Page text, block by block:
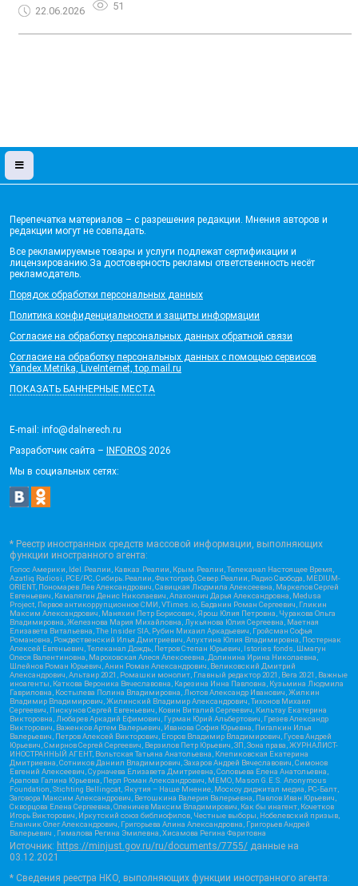
22.06.2026 51
Перепечатка материалов – с разрешения редакции. Мнения авторов и
редакции могут не совпадать.
Все рекламируемые товары и услуги подлежат сертификации и
лицензированию.За достоверность рекламы ответственность несёт
рекламодатель.
Порядок обработки персональных данных
Политика конфиденциальности и защиты информации
Согласие на обработку персональных данных обратной связи
Согласие на обработку персональных данных с помощью сервисов
Yandex.Metrika, LiveInternet, top.mail.ru
ПОКАЗАТЬ БАННЕРНЫЕ МЕСТА
E-mail: info@dalnerech.ru
Разработчик сайта –
INFOROS 2026
Мы в социальных сетях:
* Реестр иностранных средств массовой информации, выполняющих
функции иностранного агента:
Голос Америки, Idel.Реалии, Кавказ.Реалии, Крым.Реалии, Телеканал Настоящее Время,
Azatliq Radiosi, PCE/PC, Сибирь.Реалии, Фактограф, Север.Реалии, Радио Свобода, MEDIUM-
ORIENT, Пономарев Лев Александрович, Савицкая Людмила Алексеевна, Маркелов Сергей
Евгеньевич, Камалягин Денис Николаевич, Апахончич Дарья Александровна, Medusa
Project, Первое антикоррупционное СМИ, VTimes.io, Баданин Роман Сергеевич, Гликин
Максим Александрович, Маняхин Петр Борисович, Ярош Юлия Петровна, Чуракова Ольга
Владимировна, Железнова Мария Михайловна, Лукьянова Юлия Сергеевна, Маетная
Елизавета Витальевна, The Insider SIA, Рубин Михаил Аркадьевич, Гройсман Софья
Романовна, Рождественский Илья Дмитриевич, Апухтина Юлия Владимировна, Постернак
Алексей Евгеньевич, Телеканал Дождь, Петров Степан Юрьевич, Istories fonds, Шмагун
Олеся Валентиновна, Мароховская Алеся Алексеевна, Долинина Ирина Николаевна,
Шлейнов Роман Юрьевич, Анин Роман Александрович, Великовский Дмитрий
Александрович, Альтаир 2021, Ромашки монолит, Главный редактор 2021, Вега 2021, Важные
иноагенты, Каткова Вероника Вячеславовна, Карезина Инна Павловна, Кузьмина Людмила
Гавриловна, Костылева Полина Владимировна, Лютов Александр Иванович, Жилкин
Владимир Владимирович, Жилинский Владимир Александрович, Тихонов Михаил
Сергеевич, Пискунов Сергей Евгеньевич, Ковин Виталий Сергеевич, Кильтау Екатерина
Викторовна, Любарев Аркадий Ефимович, Гурман Юрий Альбертович, Грезев Александр
Викторович, Важенков Артем Валерьевич, Иванова София Юрьевна, Пигалкин Илья
Валерьевич, Петров Алексей Викторович, Егоров Владимир Владимирович, Гусев Андрей
Юрьевич, Смирнов Сергей Сергеевич, Верзилов Петр Юрьевич, ЗП, Зона права, ЖУРНАЛИСТ-
ИНОСТРАННЫЙ АГЕНТ, Вольтская Татьяна Анатольевна, Клепиковская Екатерина
Дмитриевна, Сотников Даниил Владимирович, Захаров Андрей Вячеславович, Симонов
Евгений Алексеевич, Сурначева Елизавета Дмитриевна, Соловьева Елена Анатольевна,
Арапова Галина Юрьевна, Перл Роман Александрович, МЕМО, Mason G.E.S. Anonymous
Foundation, Stichting Bellingcat, Якутия – Наше Мнение, Москоу диджитал медиа, РС-Балт,
Заговора Максим Александрович, Ветошкина Валерия Валерьевна, Павлов Иван Юрьевич,
Скворцова Елена Сергеевна, Оленичев Максим Владимирович, Как бы инагент, Кочетков
Игорь Викторович, Иркутский союз библиофилов, Честные выборы, Нобелевский призыв,
Еланчик Олег Александрович, Григорьева Алина Александровна, Григорьев Андрей
Валерьевич , Гималова Регина Эмилевна, Хисамова Регина Фаритовна
Источник: https://minjust.gov.ru/ru/documents/7755/ данные на
03.12.2021
* Сведения реестра НКО, выполняющих функции иностранного агента: